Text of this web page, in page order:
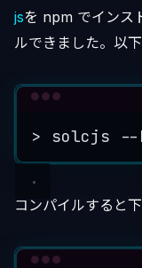
jsを npm でインス
ルできました。以
> solcjs --
コンパイルすると